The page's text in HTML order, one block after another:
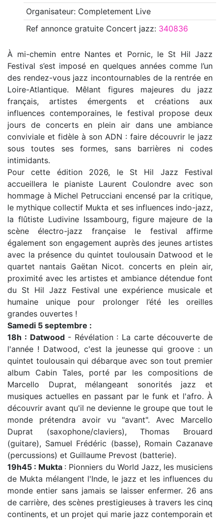
Organisateur: Completement Live
Ref annoncegratuite Concert jazz: 340836
À mi-chemin entre Nantes et Pornic, le St Hil Jazz
Festival s’est imposé en quelques années comme l’un
des rendez-vous jazz incontournables de la rentrée en
Loire-Atlantique. Mêlant figures majeures du jazz
français, artistes émergents et créations aux
influences contemporaines, le festival propose deux
jours de concerts en plein air dans une ambiance
conviviale et fidèle à son ADN : faire découvrir le jazz
sous toutes ses formes, sans barrières ni codes
intimidants.
Pour cette édition 2026, le St Hil Jazz Festival
accueillera le pianiste Laurent Coulondre avec son
hommage à Michel Petrucciani encensé par la critique,
le mythique collectif Mukta et ses influences indo-jazz,
la flûtiste Ludivine Issambourg, figure majeure de la
scène électro-jazz française le festival affirme
également son engagement auprès des jeunes artistes
avec la présence du quintet toulousain Datwood et le
quartet nantais Gaëtan Nicot. concerts en plein air,
proximité avec les artistes et ambiance détendue font
du St Hil Jazz Festival une expérience musicale et
humaine unique pour prolonger l’été les oreilles
grandes ouvertes !
Samedi 5 septembre :
18h : Datwood - Révélation : La carte découverte de
l'année ! Datwood, c'est la jeunesse qui groove : un
quintet toulousain qui débarque avec son tout premier
album Cabin Tales, porté par les compositions de
Marcello Duprat, mélangeant sonorités jazz et
musiques actuelles en passant par le funk et l'afro. À
découvrir avant qu'il ne devienne le groupe que tout le
monde prétendra avoir vu "avant". Avec Marcello
Duprat (saxophone/claviers), Thomas Brouard
(guitare), Samuel Frédéric (basse), Romain Cazanave
(percussions) et Guillaume Prevost (batterie).
19h45 : Mukta : Pionniers du World Jazz, les musiciens
de Mukta mélangent l'Inde, le jazz et les influences du
monde entier sans jamais se laisser enfermer. 26 ans
de carrière, des scènes prestigieuses à travers les cinq
continents, et un projet qui marie jazz contemporain et